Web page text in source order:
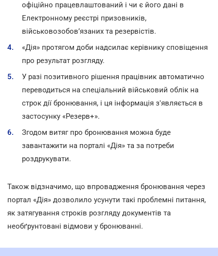
офіційно працевлаштований і чи є його дані в
Електронному реєстрі призовників,
військовозобов’язаних та резервістів.
«Дія» протягом доби надсилає керівнику сповіщення
про результат розгляду.
У разі позитивного рішення працівник автоматично
переводиться на спеціальний військовий облік на
строк дії бронювання, і ця інформація з'являється в
застосунку «Резерв+».
Згодом витяг про бронювання можна буде
завантажити на порталі «Дія» та за потреби
роздрукувати.
Також відзначимо, що впровадження бронювання через
портал «Дія» дозволило усунути такі проблемні питання,
як затягування строків розгляду документів та
необґрунтовані відмови у бронюванні.